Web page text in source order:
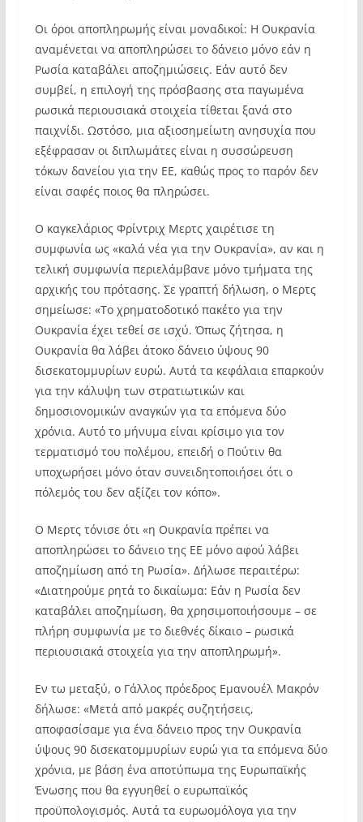
Οι όροι αποπληρωμής είναι μοναδικοί: Η Ουκρανία
αναμένεται να αποπληρώσει το δάνειο μόνο εάν η
Ρωσία καταβάλει αποζημιώσεις. Εάν αυτό δεν
συμβεί, η επιλογή της πρόσβασης στα παγωμένα
ρωσικά περιουσιακά στοιχεία τίθεται ξανά στο
παιχνίδι. Ωστόσο, μια αξιοσημείωτη ανησυχία που
εξέφρασαν οι διπλωμάτες είναι η συσσώρευση
τόκων δανείου για την ΕΕ, καθώς προς το παρόν δεν
είναι σαφές ποιος θα πληρώσει.
Ο καγκελάριος Φρίντριχ Μερτς χαιρέτισε τη
συμφωνία ως «καλά νέα για την Ουκρανία», αν και η
τελική συμφωνία περιελάμβανε μόνο τμήματα της
αρχικής του πρότασης. Σε γραπτή δήλωση, ο Μερτς
σημείωσε: «Το χρηματοδοτικό πακέτο για την
Ουκρανία έχει τεθεί σε ισχύ. Όπως ζήτησα, η
Ουκρανία θα λάβει άτοκο δάνειο ύψους 90
δισεκατομμυρίων ευρώ. Αυτά τα κεφάλαια επαρκούν
για την κάλυψη των στρατιωτικών και
δημοσιονομικών αναγκών για τα επόμενα δύο
χρόνια. Αυτό το μήνυμα είναι κρίσιμο για τον
τερματισμό του πολέμου, επειδή ο Πούτιν θα
υποχωρήσει μόνο όταν συνειδητοποιήσει ότι ο
πόλεμός του δεν αξίζει τον κόπο».
Ο Μερτς τόνισε ότι «η Ουκρανία πρέπει να
αποπληρώσει το δάνειο της ΕΕ μόνο αφού λάβει
αποζημίωση από τη Ρωσία». Δήλωσε περαιτέρω:
«Διατηρούμε ρητά το δικαίωμα: Εάν η Ρωσία δεν
καταβάλει αποζημίωση, θα χρησιμοποιήσουμε – σε
πλήρη συμφωνία με το διεθνές δίκαιο – ρωσικά
περιουσιακά στοιχεία για την αποπληρωμή».
Εν τω μεταξύ, ο Γάλλος πρόεδρος Εμανουέλ Μακρόν
δήλωσε: «Μετά από μακρές συζητήσεις,
αποφασίσαμε για ένα δάνειο προς την Ουκρανία
ύψους 90 δισεκατομμυρίων ευρώ για τα επόμενα δύο
χρόνια, με βάση ένα αποτύπωμα της Ευρωπαϊκής
Ένωσης που θα εγγυηθεί ο ευρωπαϊκός
προϋπολογισμός. Αυτά τα ευρωομόλογα για την